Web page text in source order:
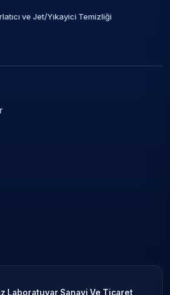
ve Jet/Yıkayici Temizliği
Laboratuvar Sanayi Ve Ticaret